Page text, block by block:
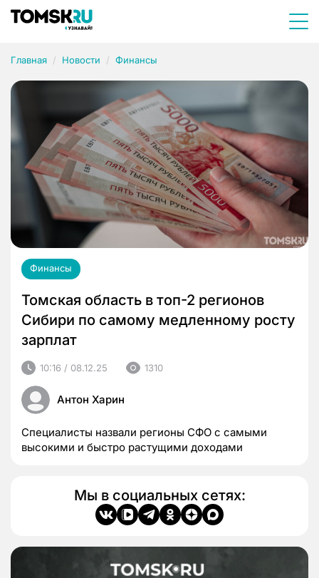
Главная Новости Финансы
Финансы
Томская область в топ-2 регионов
Сибири по самому медленному росту
зарплат
10:16 / 08.12.25 1310
Антон Харин
Специалисты назвали регионы СФО с самыми
высокими и быстро растущими доходами
Мы в социальных сетях: